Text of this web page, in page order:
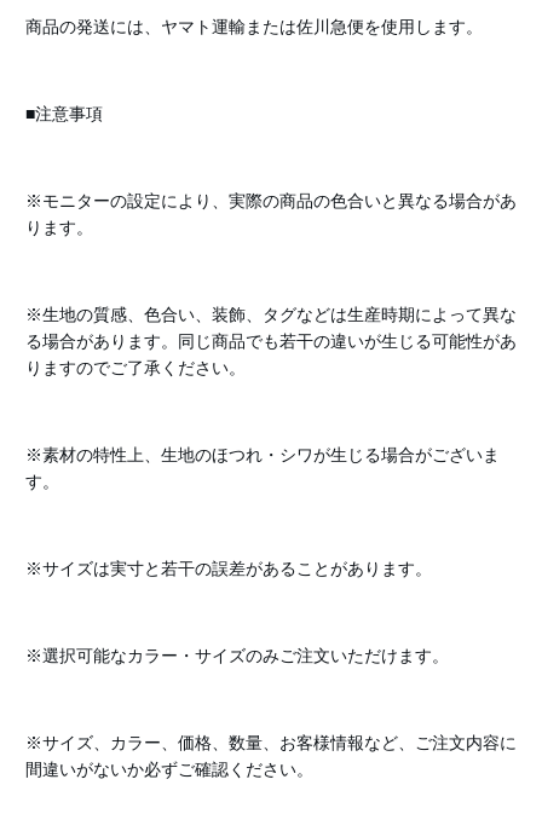
商品の発送には、ヤマト運輸または佐川急便を使用します。
■注意事項
※モニターの設定により、実際の商品の色合いと異なる場合があ
ります。
※生地の質感、色合い、装飾、タグなどは生産時期によって異な
る場合があります。同じ商品でも若干の違いが生じる可能性があ
りますのでご了承ください。
※素材の特性上、生地のほつれ・シワが生じる場合がございま
す。
※サイズは実寸と若干の誤差があることがあります。
※選択可能なカラー・サイズのみご注文いただけます。
※サイズ、カラー、価格、数量、お客様情報など、ご注文内容に
間違いがないか必ずご確認ください。